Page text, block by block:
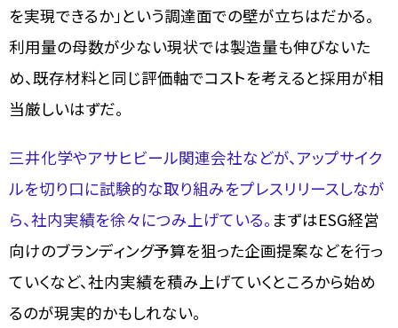
を実現できるか」という調達面での壁が立ちはだかる。
利用量の母数が少ない現状では製造量も伸びないた
め、既存材料と同じ評価軸でコストを考えると採用が相
当厳しいはずだ。
三井化学やアサヒビール関連会社などが、アップサイク
ルを切り口に試験的な取り組みをプレスリリースしなが
ら、社内実績を徐々につみ上げている。 まずはESG経営
向けのブランディング予算を狙った企画提案などを行っ
ていくなど、社内実績を積み上げていくところから始め
るのが現実的かもしれない。